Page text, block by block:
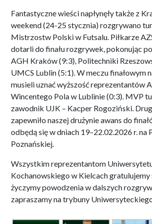
Fantastyczne wieści napłynęły także z
weekend (24-25 stycznia) rozgrywano
Mistrzostw Polski w Futsalu. Piłkarze
dotarli do finału rozgrywek, pokonując
AGH Kraków (9:3), Politechniki
UMCS Lublin (5:1). W meczu finałowym
musieli uznać wyższość reprezentantów
Wincentego Pola w Lublinie (0:3). MVP
zawodnik UJK – Kacper Rogoziński.
zapewniło naszej drużynie awans do
odbędą się w dniach 19–22.02.2026 r. na
Poznańskiej.
Wszystkim reprezentantom
Kochanowskiego w Kielcach gratulujemy
życzymy powodzenia w dalszych
zapraszamy na trybuny